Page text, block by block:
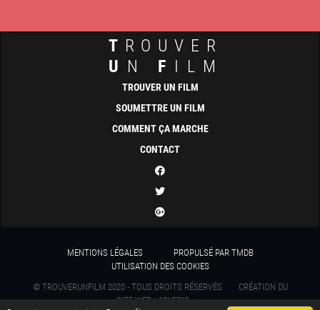
T ROUVER
U N F ILM
TROUVER UN FILM
SOUMETTRE UN FILM
COMMENT ÇA MARCHE
CONTACT
MENTIONS LÉGALES
PROPULSÉ PAR TMDB
UTILISATION DES COOKIES
© TROUVERUNFILM 2020 - TOUS DROITS RÉSERVÉS
CRÉATION DU
SITE WEB : ADVERIS